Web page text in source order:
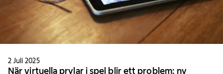
2 Juli 2025
När virtuella prylar i spel blir ett problem: ny